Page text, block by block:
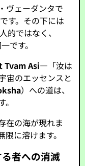
ヴェーダンタで
す。その下には
的ではなく、
です。
Tvam Asi—「汝は
宙のエッセンスと
）への道は、
在の海が現れま
に溶けます。
者への消滅